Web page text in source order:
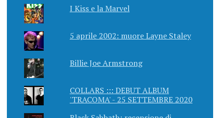
I Kiss e la Marvel
5 aprile 2002: muore Layne Staley
Billie Joe Armstrong
COLLARS ::: DEBUT ALBUM
'TRACOMA' - 25 SETTEMBRE 2020